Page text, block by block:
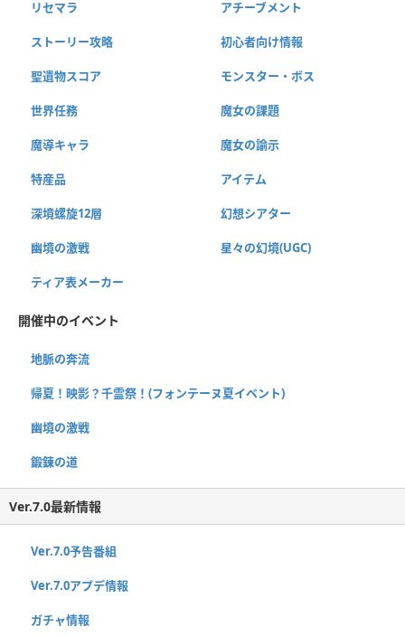
リセマラ アチーブメント
ストーリー攻略 初心者向け情報
聖遺物スコア モンスター・ボス
世界任務 魔女の課題
魔導キャラ 魔女の諭示
特産品 アイテム
深境螺旋12層 幻想シアター
幽境の激戦 星々の幻境(UGC)
ティア表メーカー
開催中のイベント
地脈の奔流
帰夏！映影？千霊祭！(フォンテーヌ夏イベント)
幽境の激戦
鍛錬の道
Ver.7.0最新情報
Ver.7.0予告番組
Ver.7.0アプデ情報
ガチャ情報